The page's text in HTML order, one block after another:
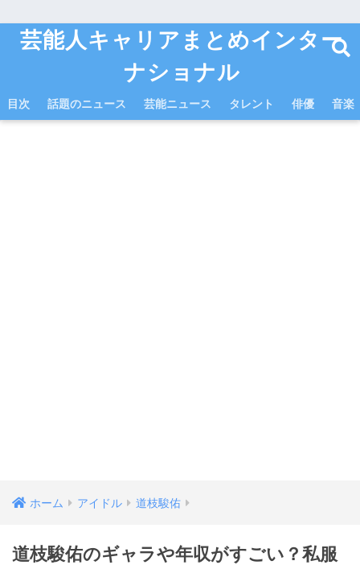
芸能人キャリアまとめインター
ナショナル
目次 話題のニュース 芸能ニュース タレント 俳優 音楽
ホーム アイドル 道枝駿佑
道枝駿佑のギャラや年収がすごい？私服